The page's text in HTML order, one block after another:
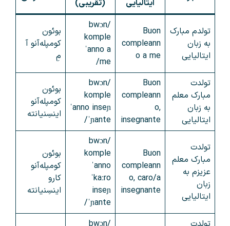
ایتالیایی
(تقریبی)
تولدم مبارک
به زبان
ایتالیایی
Buon
compleann
o a me
/bwɔn
komple
ˈanno a
me/
بوئون
کومپله‌آنو آ
مِ
تولدت
مبارک معلم
به زبان
ایتالیایی
Buon
compleann
o,
insegnante
/bwɔn
komple
ˈanno inseɲ
ˈɲante/
بوئون
کومپله‌آنو
اینسِنیانته
تولدت
مبارک معلم
عزیزم به
زبان
ایتالیایی
Buon
compleann
o, caro/a
insegnante
/bwɔn
komple
ˈanno
ˈkaːro
inseɲ
ˈɲante/
بوئون
کومپله‌آنو
کارو
اینسِنیانته